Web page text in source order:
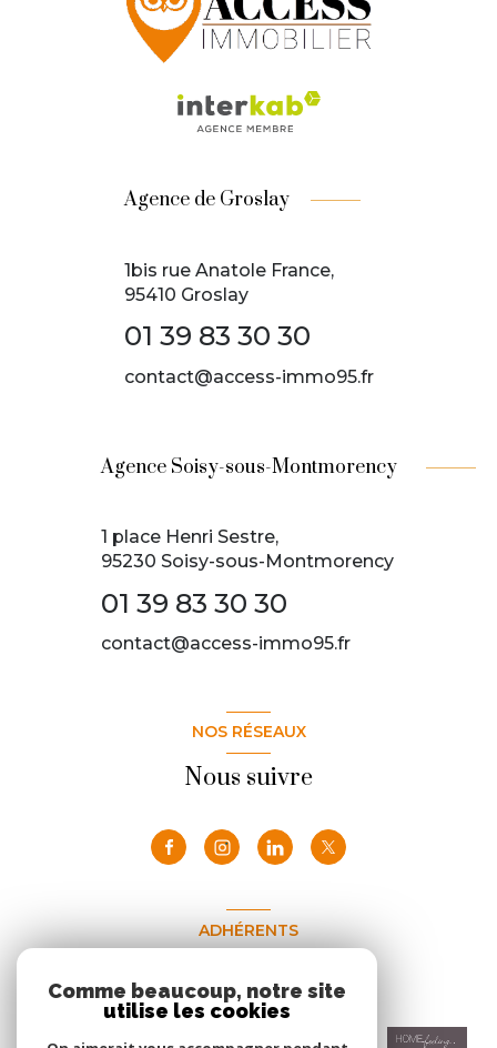
Agence de Groslay
1bis rue Anatole France,
95410 Groslay
01 39 83 30 30
contact@access-immo95.fr
Agence Soisy-sous-Montmorency
1 place Henri Sestre,
95230 Soisy-sous-Montmorency
01 39 83 30 30
contact@access-immo95.fr
NOS RÉSEAUX
Nous suivre
ADHÉRENTS
Nous adhérons
Comme beaucoup, notre site
utilise les cookies